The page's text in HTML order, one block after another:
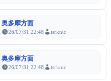
奥多摩方面
26/07/31 22:48 tsrknic
奥多摩方面
26/07/31 22:48 tsrknic